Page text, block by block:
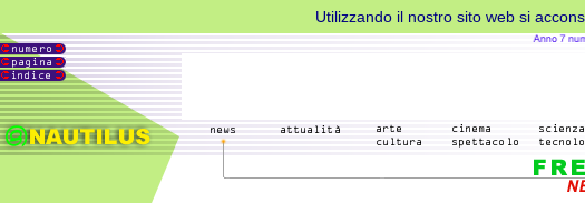
Utilizzando il nostro sito web si